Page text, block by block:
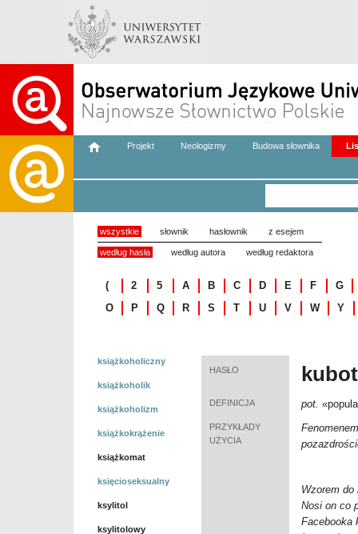
Projekt Neologizmy Budowa słownika
wszystkie słownik hasłownik z esejem
według hasła według autora według redaktora
( 2 5 A B C D E F
G
O
P Q R S T U V W Y
książkoholiczny
książkoholik
książkoholizm
książkokrążenie
książkomat
księcioseksualny
ksylitol
ksylitolowy
HASŁO
DEFINICJA pot. «
PRZYKŁADY
UŻYCIA
Wzorem do
Nosi on co
Facebooka